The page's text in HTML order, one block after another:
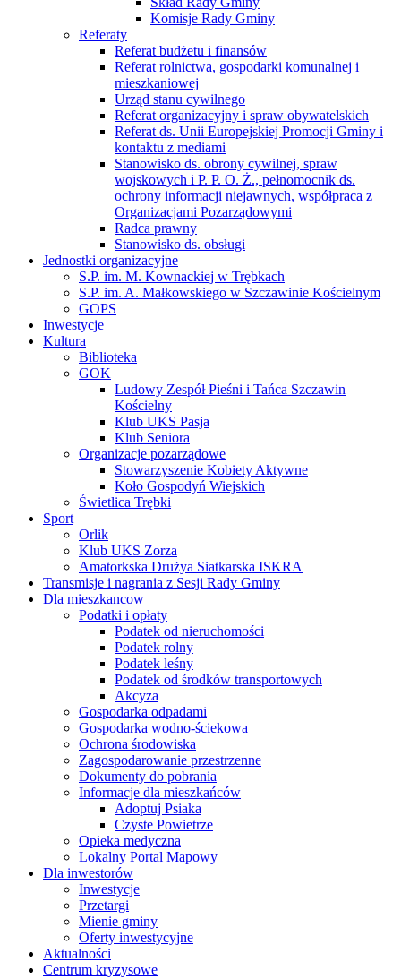
Komisje Rady Gminy
Referaty
Referat budżetu i finansów
Referat rolnictwa, gospodarki komunalnej i
mieszkaniowej
Urząd stanu cywilnego
Referat organizacyjny i spraw obywatelskich
Referat ds. Unii Europejskiej Promocji Gminy i
kontaktu z mediami
Stanowisko ds. obrony cywilnej, spraw
wojskowych i P. P. O. Ż., pełnomocnik ds.
ochrony informacji niejawnych, współpraca z
Organizacjami Pozarządowymi
Radca prawny
Stanowisko ds. obsługi
Jednostki organizacyjne
S.P. im. M. Kownackiej w Trębkach
S.P. im. A. Małkowskiego w Szczawinie Kościelnym
GOPS
Inwestycje
Kultura
Biblioteka
GOK
Ludowy Zespół Pieśni i Tańca Szczawin
Kościelny
Klub UKS Pasja
Klub Seniora
Organizacje pozarządowe
Stowarzyszenie Kobiety Aktywne
Koło Gospodyń Wiejskich
Świetlica Trębki
Sport
Orlik
Klub UKS Zorza
Amatorkska Drużya Siatkarska ISKRA
Transmisje i nagrania z Sesji Rady Gminy
Dla mieszkancow
Podatki i opłaty
Podatek od nieruchomości
Podatek rolny
Podatek leśny
Podatek od środków transportowych
Akcyza
Gospodarka odpadami
Gospodarka wodno-ściekowa
Ochrona środowiska
Zagospodarowanie przestrzenne
Dokumenty do pobrania
Informacje dla mieszkańców
Adoptuj Psiaka
Czyste Powietrze
Opieka medyczna
Lokalny Portal Mapowy
Dla inwestorów
Inwestycje
Przetargi
Mienie gminy
Oferty inwestycyjne
Aktualności
Centrum kryzysowe